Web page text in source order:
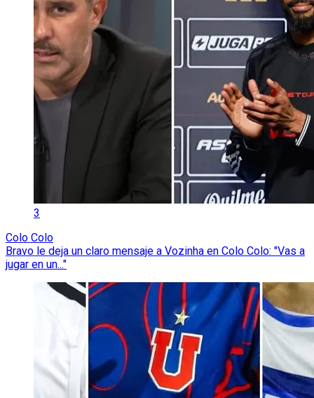
3
Colo Colo
Bravo le deja un claro mensaje a Vozinha en Colo Colo: "Vas a
jugar en un..."